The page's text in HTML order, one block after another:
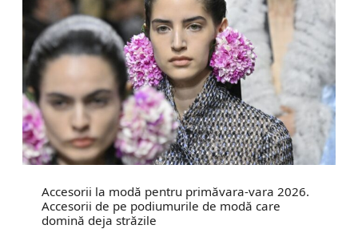
Accesorii la modă pentru primăvara-vara 2026.
Accesorii de pe podiumurile de modă care
domină deja străzile